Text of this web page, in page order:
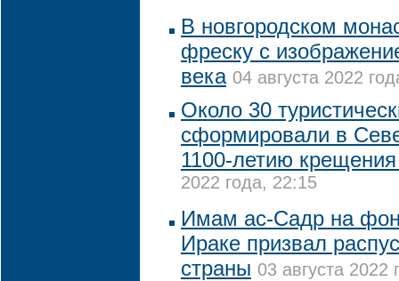
В новгородском
фреску с
века 04 августа 2022
Около 30
сформировали в
1100-летию
2022 года, 22:15
Имам ас-Садр на
Ираке призвал
страны 03 августа 2022